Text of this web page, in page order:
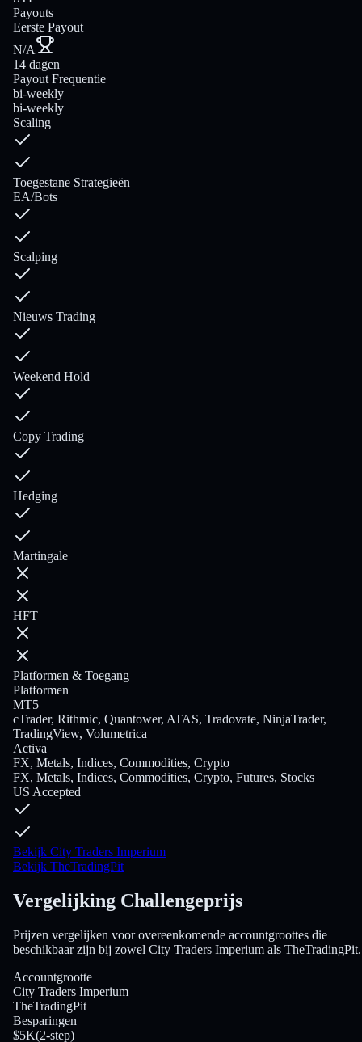
Payouts
Eerste Payout
N/A
14 dagen
Payout Frequentie
bi-weekly
bi-weekly
Scaling
Toegestane Strategieën
EA/Bots
Scalping
Nieuws Trading
Weekend Hold
Copy Trading
Hedging
Martingale
HFT
Platformen & Toegang
Platformen
MT5
cTrader, Rithmic, Quantower, ATAS, Tradovate, NinjaTrader,
TradingView, Volumetrica
Activa
FX, Metals, Indices, Commodities, Crypto
FX, Metals, Indices, Commodities, Crypto, Futures, Stocks
US Accepted
Bekijk City Traders Imperium
Bekijk TheTradingPit
Vergelijking Challengeprijs
Prijzen vergelijken voor overeenkomende accountgroottes die
beschikbaar zijn bij zowel City Traders Imperium als TheTradingPit.
Accountgrootte
City Traders Imperium
TheTradingPit
Besparingen
$5K(2-step)